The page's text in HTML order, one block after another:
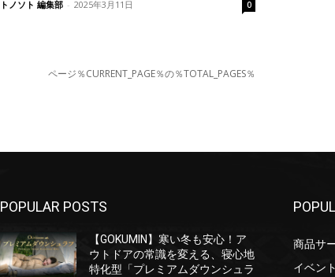
トノソト 編集部 - 2025年3月11日 0
ページ％CURRENT_PAGE％の％TOTAL_PAGES％
POPULAR POSTS
【GOKUMIN】寒い冬も安心！ア
ウトドアの常識を変える、寝心地
特化型「プレミアムダウンシュラ
商品サ
イベント